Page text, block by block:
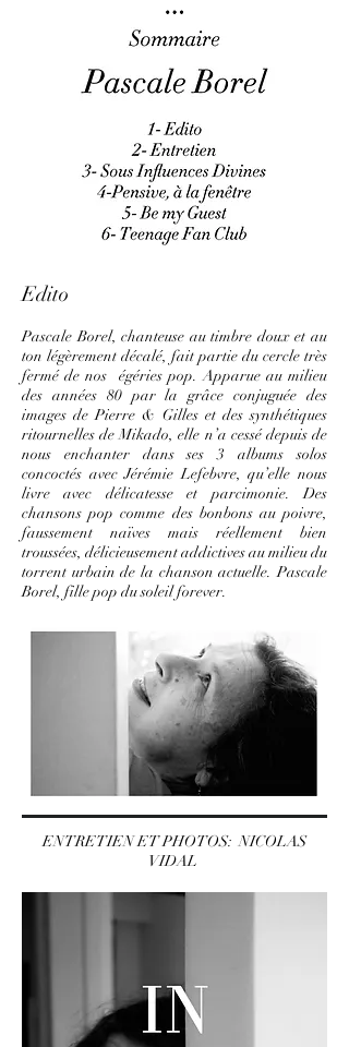
Edito
Pascale Borel, chanteuse au timbre doux et au
ton légèrement décalé, fait partie du cercle très
fermé de nos égéries pop. Apparue au milieu
des années 80 par la grâce conjuguée des
images de Pierre & Gilles et des synthétiques
ritournelles de Mikado, elle n’a cessé depuis de
nous enchanter dans ses 3 albums solos
concoctés avec Jérémie Lefebvre, qu’elle nous
livre avec délicatesse et parcimonie. Des
chansons pop comme des bonbons au poivre,
faussement naïves mais réellement bien
troussées, délicieusement addictives au milieu du
torrent urbain de la chanson actuelle. Pascale
Borel, fille pop du soleil forever.
ENTRETIEN ET PHOTOS: NICOLAS
VIDAL